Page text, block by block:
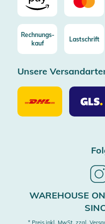
Rechnungs-
kauf
Lastschrift
Unsere
Unsere
Versandarten
DHL
Unsere
GLS
WAREHOUSE
* Preis inkl. MwSt. zzgl.